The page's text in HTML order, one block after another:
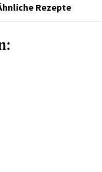
Rezepte